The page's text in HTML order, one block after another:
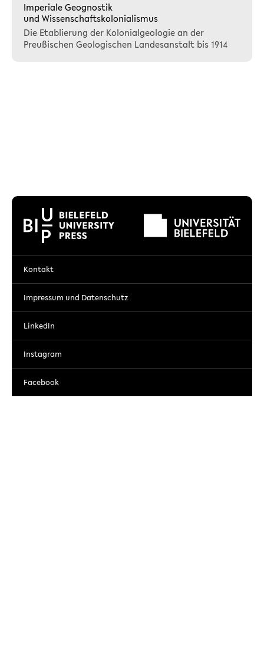
Imperiale Geognostik
und Wissenschaftskolonialismus
Die Etablierung der Kolonialgeologie an der
Preußischen Geologischen Landesanstalt bis 1914
Kontakt
Impressum und Datenschutz
LinkedIn
Instagram
Facebook